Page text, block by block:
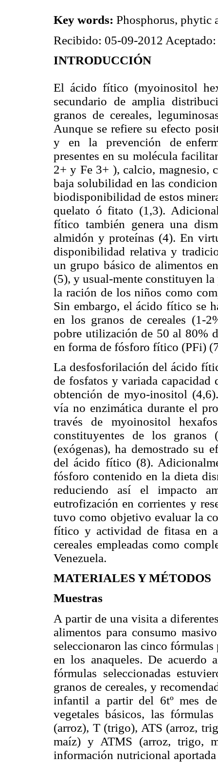
Key words: Phosphorus, phytic
Recibido: 05-09-2012
INTRODUCCIÓN
El ácido fítico (myoinositol
secundario de amplia
granos de cereales,
Aunque se refiere su efecto
y en la prevención de
presentes en su molécula
2+ y Fe 3+ ), calcio, magnesio,
baja solubilidad en las
biodisponibilidad de estos
quelato ó fitato (1,3).
fítico también genera una
almidón y proteínas (4). En
disponibilidad relativa y
un grupo básico de alimentos
(5), y usual-mente constituyen
la ración de los niños como
Sin embargo, el ácido fítico se
en los granos de cereales (1-
pobre utilización de 50 al 80%
en forma de fósforo fítico (PFi)
La desfosforilación del ácido
de fosfatos y variada capacidad
obtención de myo-inositol
vía no enzimática durante el
través de myoinositol
constituyentes de los granos
(exógenas), ha demostrado su
del ácido fítico (8).
fósforo contenido en la dieta
reduciendo así el impacto
eutrofización en corrientes y
tuvo como objetivo evaluar la
fítico y actividad de fitasa en
cereales empleadas como
Venezuela.
MATERIALES Y MÉTODOS
Muestras
A partir de una visita a
alimentos para consumo
seleccionaron las cinco fórmulas
en los anaqueles. De acuerdo
fórmulas seleccionadas
granos de cereales, y
infantil a partir del 6tº mes
vegetales básicos, las
(arroz), T (trigo), ATS (arroz,
maíz) y ATMS (arroz, trigo,
información nutricional aportada